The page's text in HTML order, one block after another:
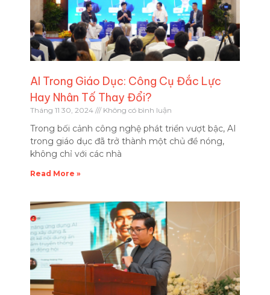
AI Trong Giáo Dục: Công Cụ Đắc Lực
Hay Nhân Tố Thay Đổi?
Tháng 11 30, 2024 Không có bình luận
Trong bối cảnh công nghệ phát triển vượt bậc, AI
trong giáo dục đã trở thành một chủ đề nóng,
không chỉ với các nhà
Read More »